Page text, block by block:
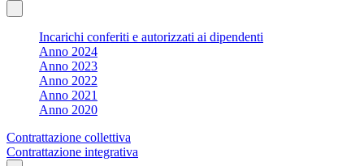
Incarichi conferiti e autorizzati ai dipendenti
Anno 2024
Anno 2023
Anno 2022
Anno 2021
Anno 2020
Contrattazione collettiva
Contrattazione integrativa